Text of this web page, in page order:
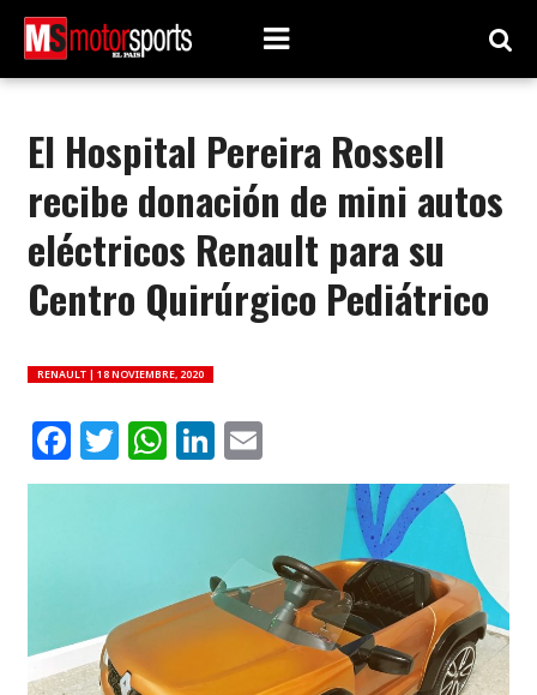
El Hospital Pereira Rossell
recibe donación de mini autos
eléctricos Renault para su
Centro Quirúrgico Pediátrico
RENAULT | 18 NOVIEMBRE, 2020
Facebook
Twitter
WhatsApp
LinkedIn
Email